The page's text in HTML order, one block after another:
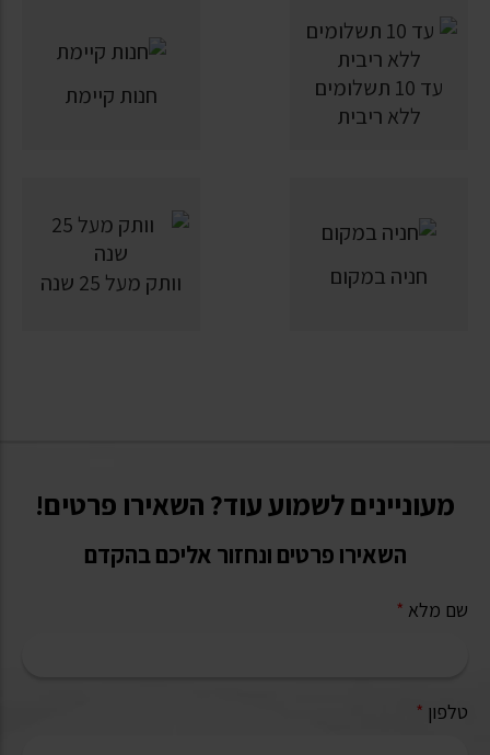
עד 10 תשלומים
ללא ריבית
חנות קיימת
חניה במקום וותק מעל 25 שנה
מעוניינים לשמוע עוד? השאירו פרטים!
השאירו פרטים ונחזור אליכם בהקדם
שם מלא *
טלפון *